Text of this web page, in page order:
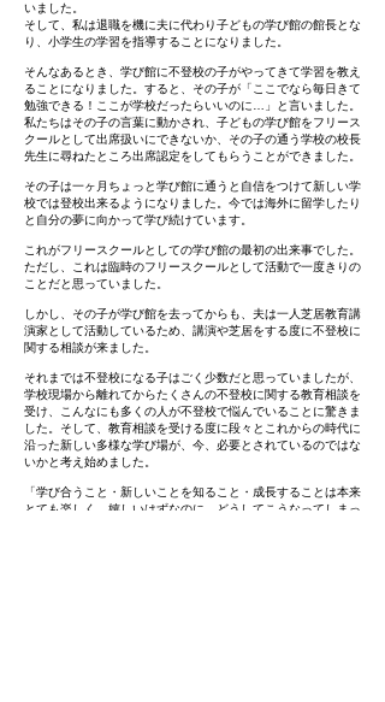
いました。
そして、私は退職を機に夫に代わり子どもの学び館の館長とな
り、小学生の学習を指導することになりました。
そんなあるとき、学び館に不登校の子がやってきて学習を教え
ることになりました。すると、その子が「ここでなら毎日きて
勉強できる！ここが学校だったらいいのに…」と言いました。
私たちはその子の言葉に動かされ、子どもの学び館をフリース
クールとして出席扱いにできないか、その子の通う学校の校長
先生に尋ねたところ出席認定をしてもらうことができました。
その子は一ヶ月ちょっと学び館に通うと自信をつけて新しい学
校では登校出来るようになりました。今では海外に留学したり
と自分の夢に向かって学び続けています。
これがフリースクールとしての学び館の最初の出来事でした。
ただし、これは臨時のフリースクールとして活動で一度きりの
ことだと思っていました。
しかし、その子が学び館を去ってからも、夫は一人芝居教育講
演家として活動しているため、講演や芝居をする度に不登校に
関する相談が来ました。
それまでは不登校になる子はごく少数だと思っていましたが、
学校現場から離れてからたくさんの不登校に関する教育相談を
受け、こんなにも多くの人が不登校で悩んでいることに驚きま
した。そして、教育相談を受ける度に段々とこれからの時代に
沿った新しい多様な学び場が、今、必要とされているのではな
いかと考え始めました。
「学び合うこと・新しいことを知ること・成長することは本来
とても楽しく、嬉しいはずなのに、どうしてこうなってしまっ